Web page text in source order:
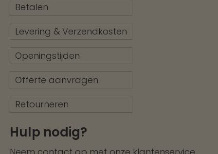
Betalen
Levering & Verzendkosten
Openingstijden
Offerte aanvragen
Retourneren
Hulp nodig?